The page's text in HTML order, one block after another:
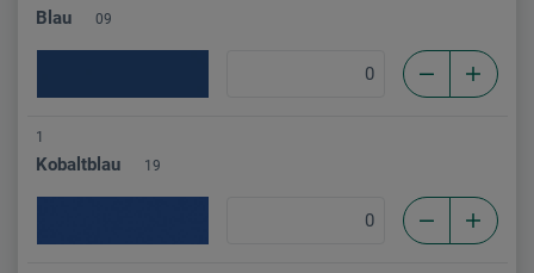
Blau 09
1
Kobaltblau 19